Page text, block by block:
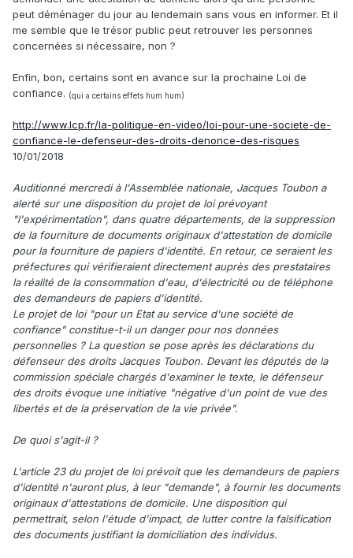
peut déménager du jour au lendemain sans vous en informer. Et il
me semble que le trésor public peut retrouver les personnes
concernées si nécessaire, non ?
Enfin, bon, certains sont en avance sur la prochaine Loi de
confiance. (qui a certains effets hum hum)
http://www.lcp.fr/la-politique-en-video/loi-pour-une-societe-de-
confiance-le-defenseur-des-droits-denonce-des-risques
10/01/2018
Auditionné mercredi à l'Assemblée nationale, Jacques Toubon a
alerté sur une disposition du projet de loi prévoyant
"l'expérimentation", dans quatre départements, de la suppression
de la fourniture de documents originaux d'attestation de domicile
pour la fourniture de papiers d'identité. En retour, ce seraient les
préfectures qui vérifieraient directement auprès des prestataires
la réalité de la consommation d'eau, d'électricité ou de téléphone
des demandeurs de papiers d'identité.
Le projet de loi "pour un Etat au service d'une société de
confiance" constitue-t-il un danger pour nos données
personnelles ? La question se pose après les déclarations du
défenseur des droits Jacques Toubon. Devant les députés de la
commission spéciale chargés d'examiner le texte, le défenseur
des droits évoque une initiative "négative d'un point de vue des
libertés et de la préservation de la vie privée".
De quoi s'agit-il ?
L'article 23 du projet de loi prévoit que les demandeurs de papiers
d'identité n'auront plus, à leur "demande", à fournir les documents
originaux d'attestations de domicile. Une disposition qui
permettrait, selon l'étude d'impact, de lutter contre la falsification
des documents justifiant la domiciliation des individus.